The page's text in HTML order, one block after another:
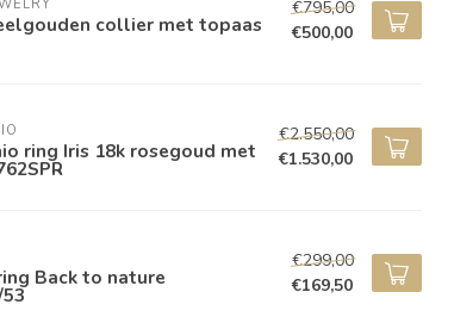
collier met topaas
€795,00
€500,00
ring Iris 18k rosegoud met
€2.550,00
€1.530,00
Back to nature
€299,00
€169,50